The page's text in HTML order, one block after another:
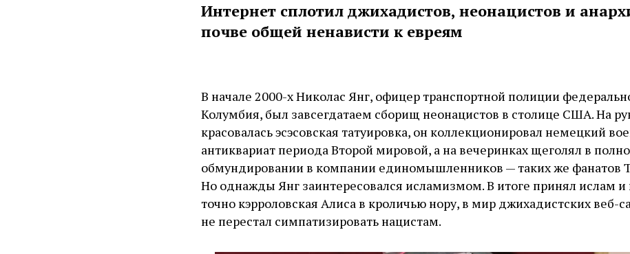
Интернет сплотил джихадистов, неонацистов и
почве общей ненависти к евреям
В начале 2000-х Николас Янг, офицер транспортной полиции
Колумбия, был завсегдатаем сборищ неонацистов в столице США. На
красовалась эсэсовская татуировка, он коллекционировал немецкий
антиквариат периода Второй мировой, а на вечеринках щеголял в
обмундировании в компании единомышленников — таких же фанатов
Но однажды Янг заинтересовался исламизмом. В итоге принял ислам и
точно кэрроловская Алиса в кроличью нору, в мир джихадистских веб-
не перестал симпатизировать нацистам.